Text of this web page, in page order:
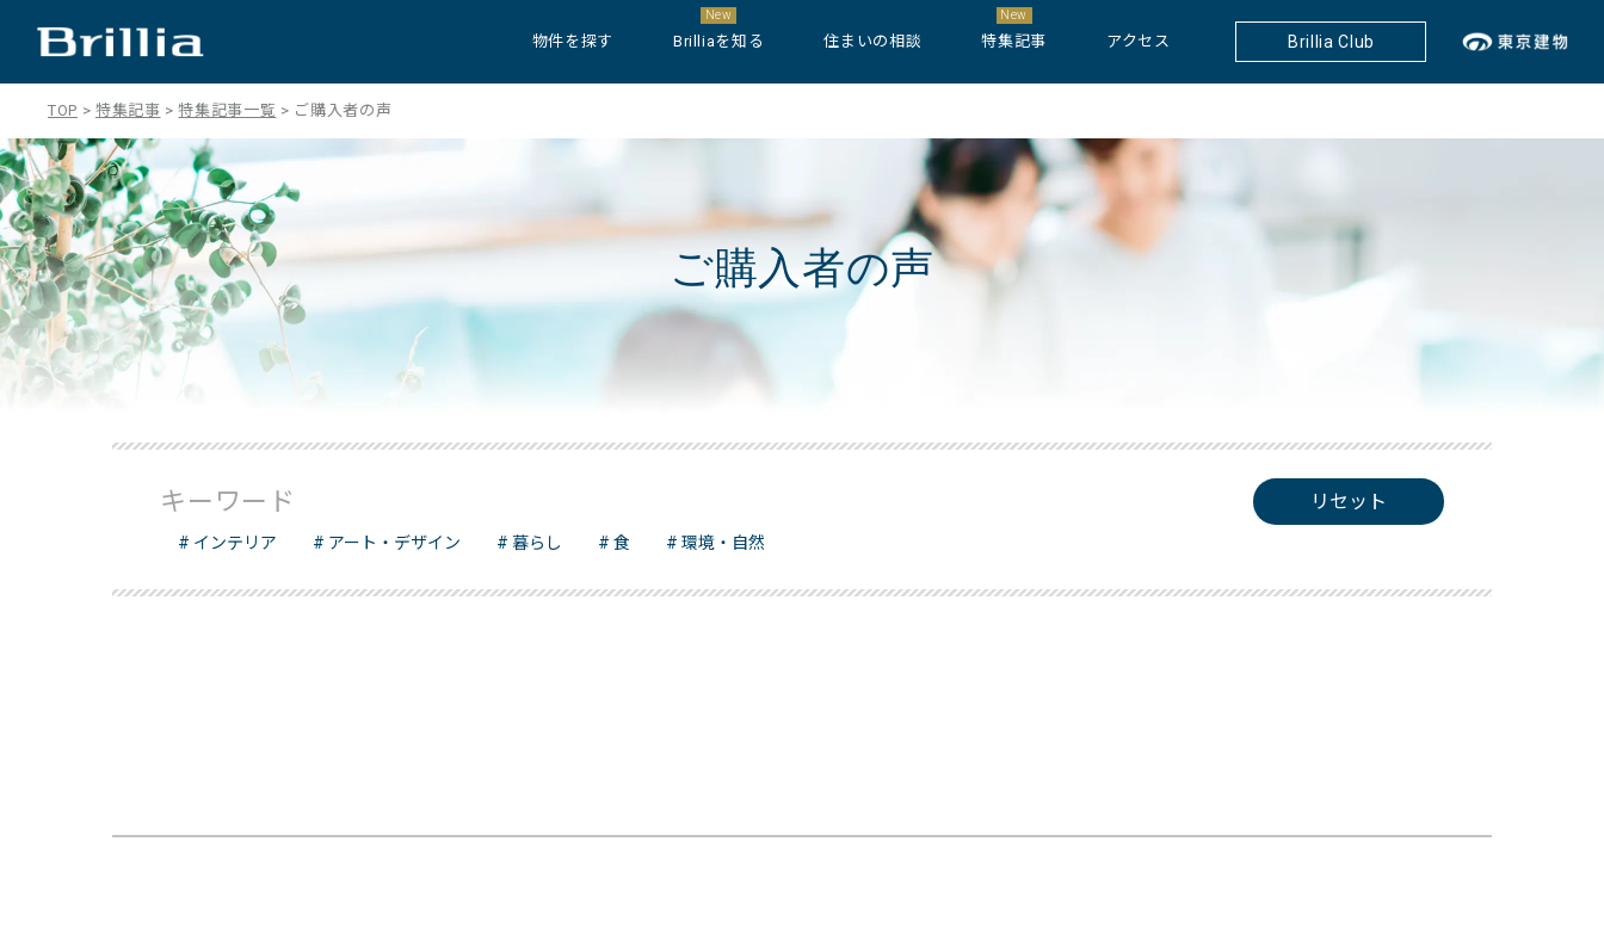
物件を探す
New
Brilliaを知る 住まいの相談 特集記事
New
アクセス Brillia Club
TOP 特集記事 特集記事一覧 ご購入者の声
ご購入者の声
キーワード リセット
# インテリア # アート・デザイン # 暮らし # 食 # 環境・自然